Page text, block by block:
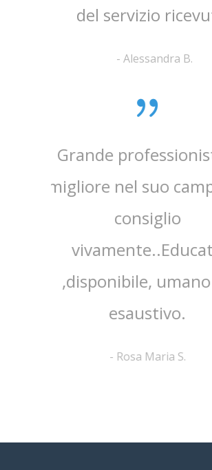
del servizio
- Alessandra B.
Grande
migliore nel suo
consiglio
,disponibile,
esaustivo.
-Rosa Maria S.